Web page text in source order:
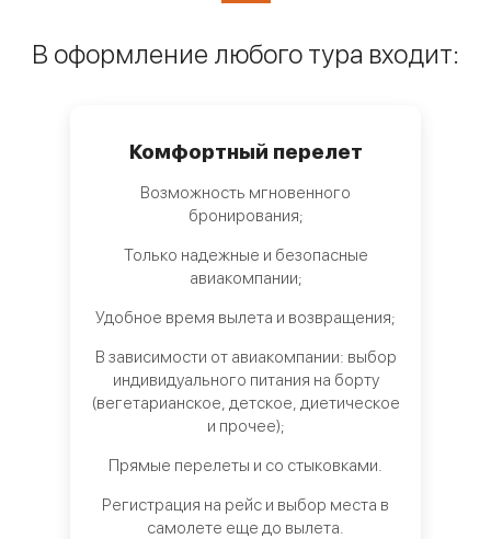
В оформление любого тура входит:
Комфортный перелет
Возможность мгновенного
бронирования;
Только надежные и безопасные
авиакомпании;
Удобное время вылета и возвращения;
В зависимости от авиакомпании: выбор
индивидуального питания на борту
(вегетарианское, детское, диетическое
и прочее);
Прямые перелеты и со стыковками.
Регистрация на рейс и выбор места в
самолете еще до вылета.